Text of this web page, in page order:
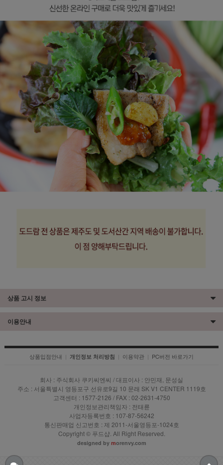
상품 고시 정보
이용안내
상품입점안내 | 개인정보 처리방침 | 이용약관 | PC버전 바로가기
회사 : 주식회사 쿠키씨엔씨 / 대표이사 : 안민재, 문성실
주소 : 서울특별시 영등포구 선유로9길 10 문래 SK V1 CENTER 1119호
고객센터 : 1577-2126 / FAX : 02-2631-4750
개인정보관리책임자 : 전태륜
사업자등록번호 : 107-87-56242
통신판매업 신고번호 : 제 2011-서울영등포-1024호
Copyright © 푸드샵. All Right Reserved.
designed by morenvy.com